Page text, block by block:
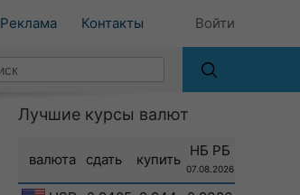
Реклама Контакты Войти
Лучшие курсы валют
валюта сдать купить
НБ РБ
07.08.2026